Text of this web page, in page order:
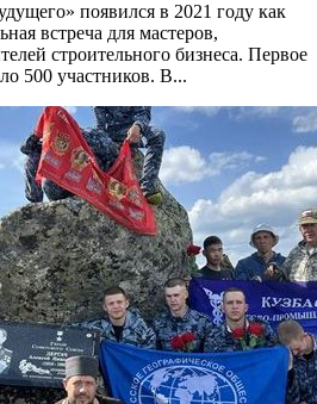
появился в 2021 году как
встреча для мастеров,
строительного бизнеса. Первое
500 участников. В...